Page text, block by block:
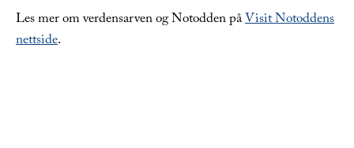
Les mer om verdensarven og Notodden påVisit Notoddens
nettside.